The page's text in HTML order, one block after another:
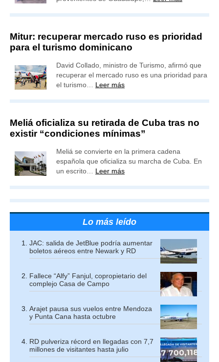
Mitur: recuperar mercado ruso es prioridad
para el turismo dominicano
David Collado, ministro de Turismo, afirmó que
recuperar el mercado ruso es una prioridad para
el turismo… Leer más
Meliá oficializa su retirada de Cuba tras no
existir “condiciones mínimas”
Meliá se convierte en la primera cadena
española que oficializa su marcha de Cuba. En
un escrito… Leer más
Lo más leído
JAC: salida de JetBlue podría aumentar
boletos aéreos entre Newark y RD
Fallece “Alfy” Fanjul, copropietario del
complejo Casa de Campo
Arajet pausa sus vuelos entre Mendoza
y Punta Cana hasta octubre
RD pulveriza récord en llegadas con 7,7
millones de visitantes hasta julio